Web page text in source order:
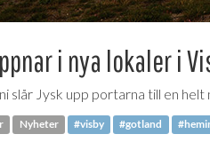
i nya lokaler i
slår Jysk upp portarna till en
Nyheter #visby #gotland